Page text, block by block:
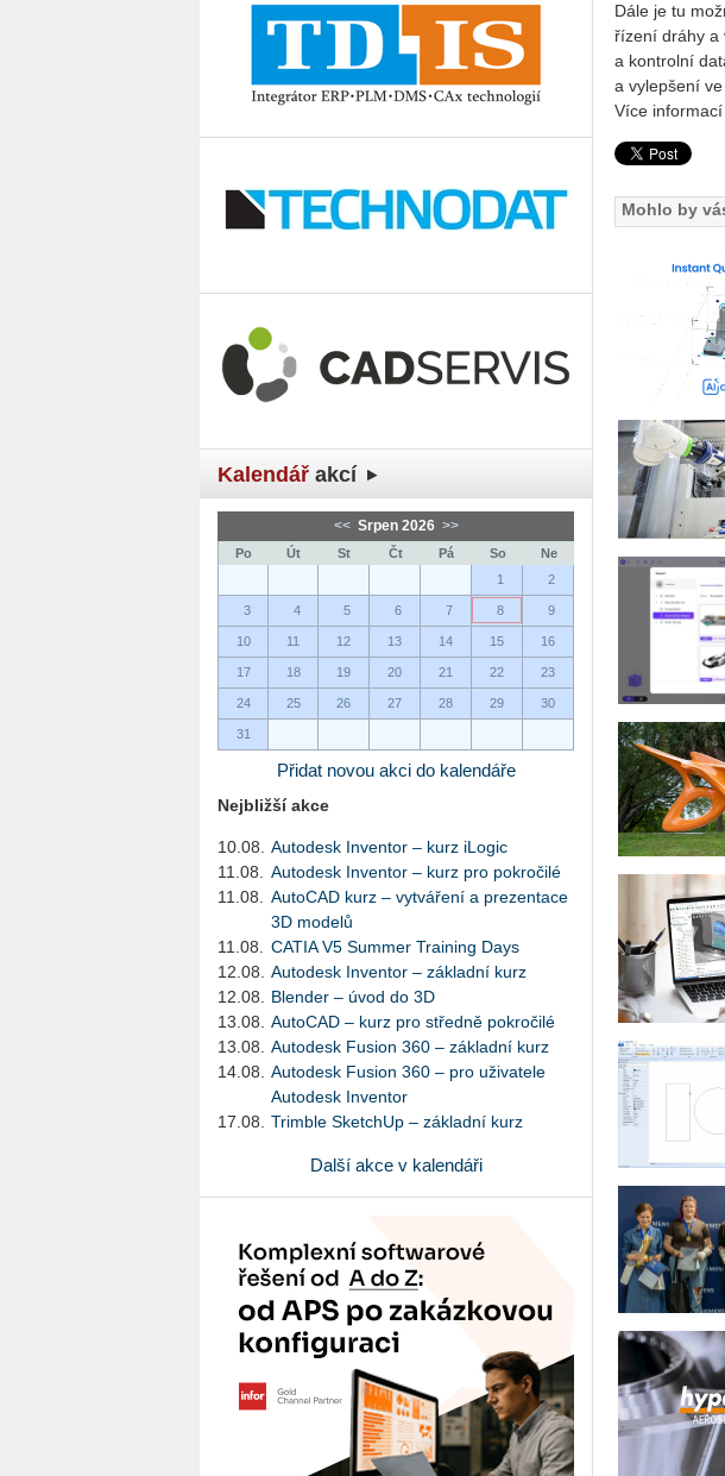
Kalendář akcí
<< Srpen 2026 >>
Po Út St Čt Pá So
Ne
1
2
3 4 5 6 7 8 9
10 11 12 13 14 15 16
17 18 19 20 21 22 23
24 25 26 27 28 29 30
31
Přidat novou akci do kalendáře
Nejbližší akce
10.08.
Autodesk Inventor – kurz iLogic
11.08.
Autodesk Inventor – kurz pro pokročilé
11.08.
AutoCAD kurz – vytváření a prezentace
3D modelů
11.08.
CATIA V5 Summer Training Days
12.08.
Autodesk Inventor – základní kurz
12.08.
Blender – úvod do 3D
13.08.
AutoCAD – kurz pro středně pokročilé
13.08.
Autodesk Fusion 360 – základní kurz
14.08.
Autodesk Fusion 360 – pro uživatele
Autodesk Inventor
17.08.
Trimble SketchUp – základní kurz
Další akce v kalendáři
Dále je tu
řízení dráhy a
a kontrolní
a vylepšení ve
Více informací
Mohlo by